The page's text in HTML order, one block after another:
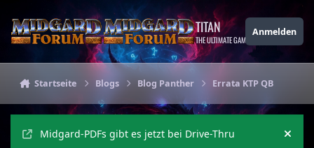
TITAN
THE ULTIMATE GAMING THEME
Anmelden
Startseite Blogs Blog Panther Errata KTP QB
Midgard-PDFs gibt es jetzt bei Drive-Thru